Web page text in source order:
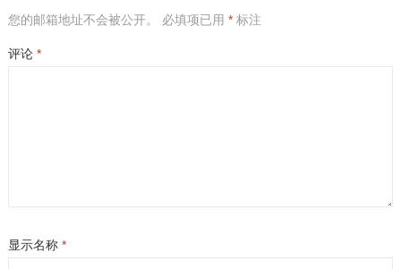
您的邮箱地址不会被公开。 必填项已用 *标注
评论 *
显示名称 *